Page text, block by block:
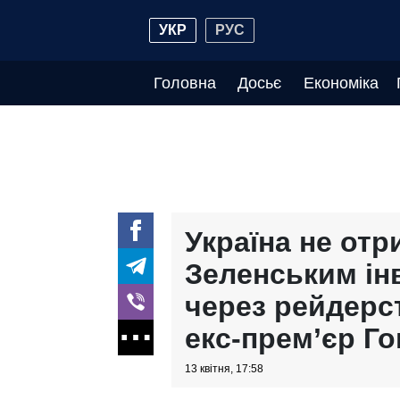
УКР РУС
Головна Досьє Економіка
Україна не
Зеленським
через
екс-прем’єр
13 квітня, 17:58